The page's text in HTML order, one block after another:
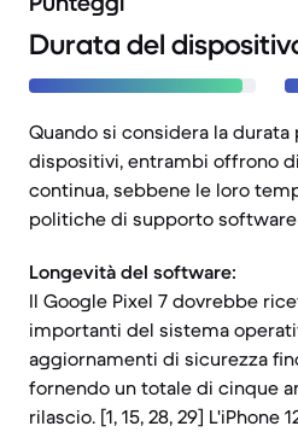
Durata del
Quando si considera la
dispositivi, entrambi offrono
continua, sebbene le loro
politiche di supporto
Longevità del software:
Il Google Pixel 7 dovrebbe
importanti del sistema
aggiornamenti di sicurezza
fornendo un totale di cinque
rilascio. [1, 15, 28, 29] L'iPhone